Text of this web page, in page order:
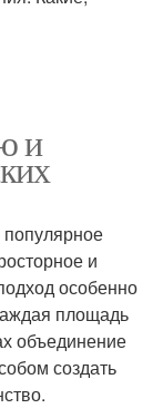
и
и
особенно
площадь
объединение
создать